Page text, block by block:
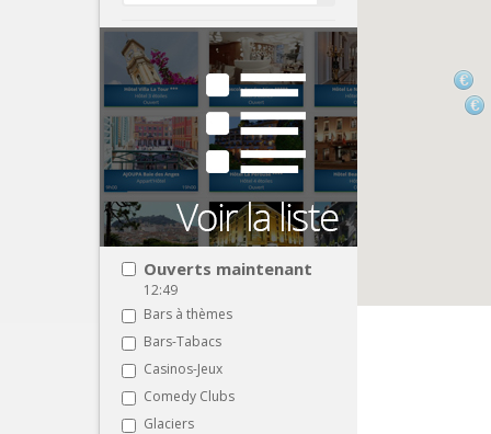
Ouverts maintenant
12:49
Bars à thèmes
Bars-Tabacs
Casinos-Jeux
Comedy Clubs
Glaciers